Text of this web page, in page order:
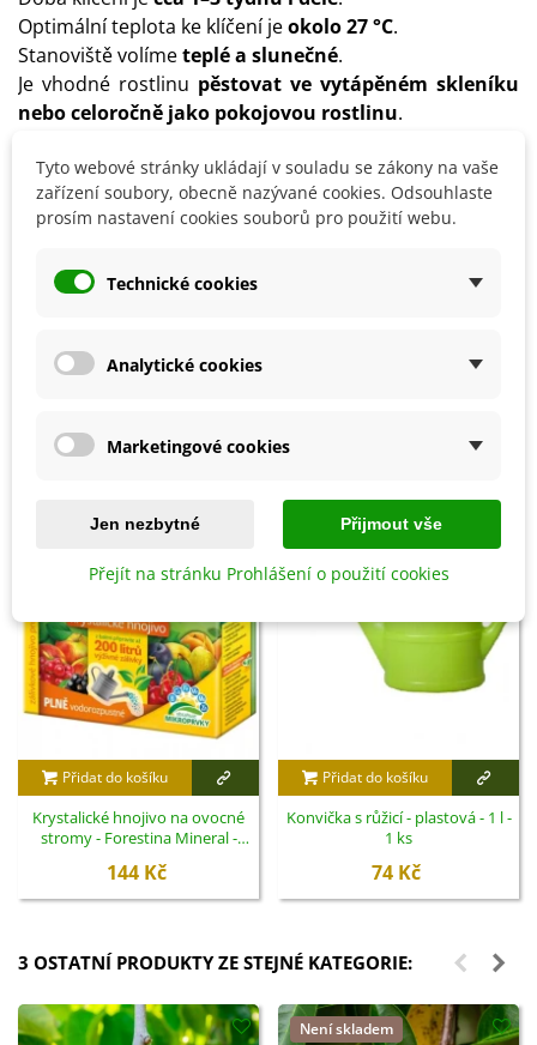
Optimální teplota ke klíčení jeokolo 27 °C.
Stanoviště volímeteplé a slunečné.
Je vhodné rostlinu pěstovat ve vytápěném skleníku
nebo celoročně jako pokojovou rostlinu.
Doporučujeme rostlinuobčas rosit a
přihnojovatkombinovaným hnojivem.
Plody se objevují po 5 letech pěstování.
sebou mohly vzájemně opylovat.
Detaily produktu
SOUVISEJÍCÍ PRODUKTY
Přidat do košíku
Krystalické hnojivo na ovocné
stromy - Forestina Mineral -
144 Kč
Přidat do košíku
Konvička s růžicí - plastová - 1 l -
1 ks
74 Kč
3 OSTATNÍ PRODUKTY ZE STEJNÉ KATEGORIE:
Není skladem
Tyto webové stránky ukládají v souladu se zákony na vaše
zařízení soubory, obecně nazývané cookies. Odsouhlaste
prosím nastavení cookies souborů pro použití webu.
Technické cookies
Analytické cookies
Marketingové cookies
Jen nezbytné Přijmout vše
Přejít na stránku Prohlášení o použití cookies